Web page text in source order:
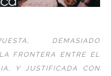
DEMASIADO
FRONTERA ENTRE EL
Y JUSTIFICADA CON